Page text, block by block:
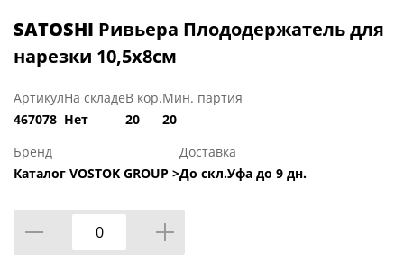
SATOSHI Ривьера Плододержатель для
нарезки 10,5х8см
Артикул
467078
На складе
Нет
В кор.
20
Мин. партия
20
Бренд
Каталог VOSTOK GROUP >
Доставка
До скл.Уфа до 9 дн.